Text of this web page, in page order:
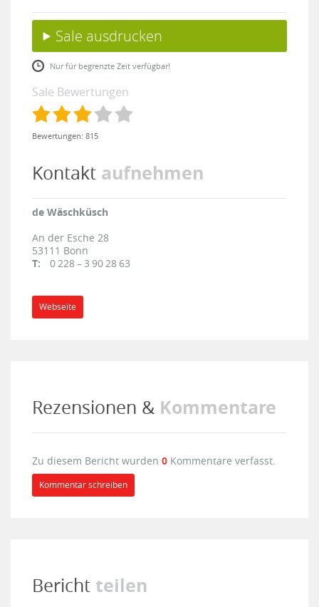
Sale ausdrucken
Nur für begrenzte Zeit verfügbar!
Sale Bewertungen
Bewertungen: 815
Kontakt aufnehmen
de Wäschküsch
An der Esche 28
53111 Bonn
T:
0 228 – 3 90 28 63
Webseite
Rezensionen & Kommentare
Zu diesem Bericht wurden 0 Kommentare verfasst.
Kommentar schreiben
Bericht teilen